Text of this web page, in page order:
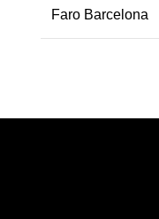
Faro Barcelona